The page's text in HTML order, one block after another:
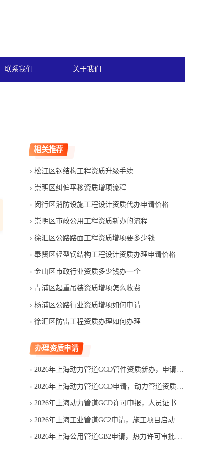
联系我们 关于我们
相关推荐
松江区钢结构工程资质升级手续
崇明区纠偏平移资质增项流程
闵行区消防设施工程设计资质代办申请价格
崇明区市政公用工程资质新办的流程
徐汇区公路路面工程资质增项要多少钱
奉贤区轻型钢结构工程设计资质办理申请价格
金山区市政行业资质多少钱办一个
青浦区起重吊装资质增项怎么收费
杨浦区公路行业资质增项如何申请
徐汇区防雷工程资质办理如何办理
办理资质申请
2026年上海动力管道GCD管件资质新办，申请费用包含哪些项目
2026年上海动力管道GCD申请，动力管道资质能否赶上投标
2026年上海动力管道GCD许可申报，人员证书如何匹配申请范围
2026年上海工业管道GC2申请，施工项目启动前要准备什么
2026年上海公用管道GB2申请，热力许可审批要等多久